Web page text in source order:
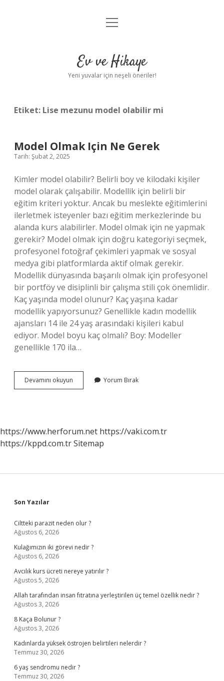
Anasayfa
Yasal Uyarı
menüyü
Ev ve Hikaye
Yeni yuvalar için neşeli öneriler!
Etiket: Lise mezunu model olabilir mi
Model Olmak Için Ne Gerek
Tarih: Şubat 2, 2025
Kimler model olabilir? Belirli boy ve kilodaki kişiler
model olarak çalışabilir. Modellik için belirli bir
eğitim kriteri yoktur. Ancak bu meslekte eğitimlerini
ilerletmek isteyenler bazı eğitim merkezlerinde bu
alanda kurs alabilirler. Model olmak için ne yapmak
gerekir? Model olmak için doğru kategoriyi seçmek,
profesyonel fotoğraf çekimleri yapmak ve sosyal
medya gibi platformlarda aktif olmak gerekir.
Modellik dünyasında başarılı olmak için profesyonel
bir portföy ve disiplinli bir çalışma stili çok önemlidir.
Kaç yaşında model olunur? Kaç yaşına kadar
modellik yapıyorsunuz? Genellikle kadın modellik
ajansları 14 ile 24 yaş arasındaki kişileri kabul
ediyor. Model boyu kaç olmalı? Boy: Modeller
genellikle 170 ila…
Devamını okuyun
Olmak
Yorum Bırak
https://www.herforum.net https://vaki.com.tr
https://kppd.com.trSitemap
Sidebar
Son Yazılar
Ciltteki parazit neden olur ?
Ağustos 6, 2026
Kulağımızın iki görevi nedir ?
Ağustos 6, 2026
Avcılık kurs ücreti nereye yatırılır ?
Ağustos 5, 2026
Allah tarafından insan fıtratına yerleştirilen üç temel özellik nedir ?
Ağustos 3, 2026
8 Kaça Bolunur ?
Ağustos 3, 2026
Kadınlarda yüksek östrojen belirtileri nelerdir ?
Temmuz 30, 2026
6 yaş sendromu nedir ?
Temmuz 30, 2026